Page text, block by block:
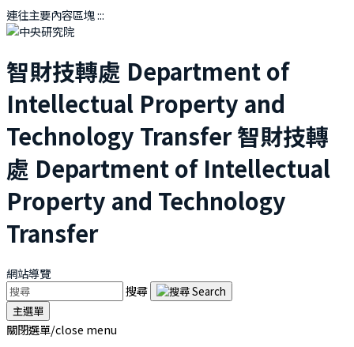
連往主要內容區塊:::
智財技轉處 Department of
Intellectual Property and
Technology Transfer智財技轉
處 Department of Intellectual
Property and Technology
Transfer
網站導覽
搜尋
主選單
關閉選單/close menu